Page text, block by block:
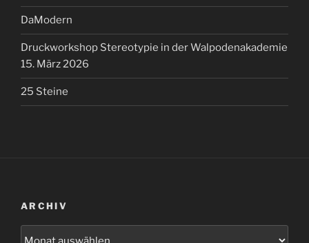
DaModern
Druckworkshop Stereotypie in der Walpodenakademie
15. März 2026
25 Steine
ARCHIV